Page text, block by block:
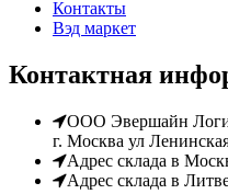
Контакты
Вэд маркет
Контактная
ООО Эвершайн
г. Москва ул
Адрес склада в
Адрес склада в